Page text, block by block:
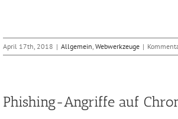
April 17th, 2018 | Allgemein, Webwerkzeuge |
Phishing-Angriffe auf